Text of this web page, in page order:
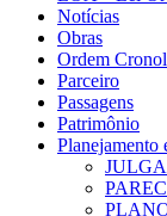
Notícias
Obras
Ordem
Parceiro
Passagens
Patrimônio
Planejamento